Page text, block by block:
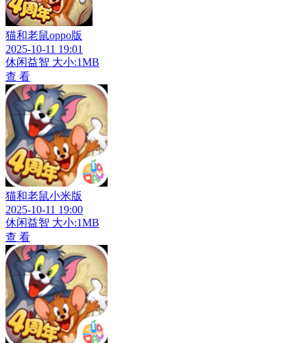
猫和老鼠oppo版
2025-10-11 19:01
休闲益智 大小:1MB
查 看
猫和老鼠小米版
2025-10-11 19:00
休闲益智 大小:1MB
查 看